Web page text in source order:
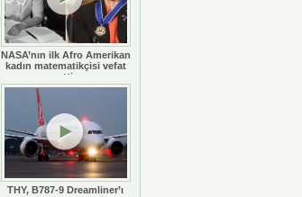
NASA’nın ilk Afro Amerikan
kadın matematikçisi vefat
etti
THY, B787-9 Dreamliner’ı